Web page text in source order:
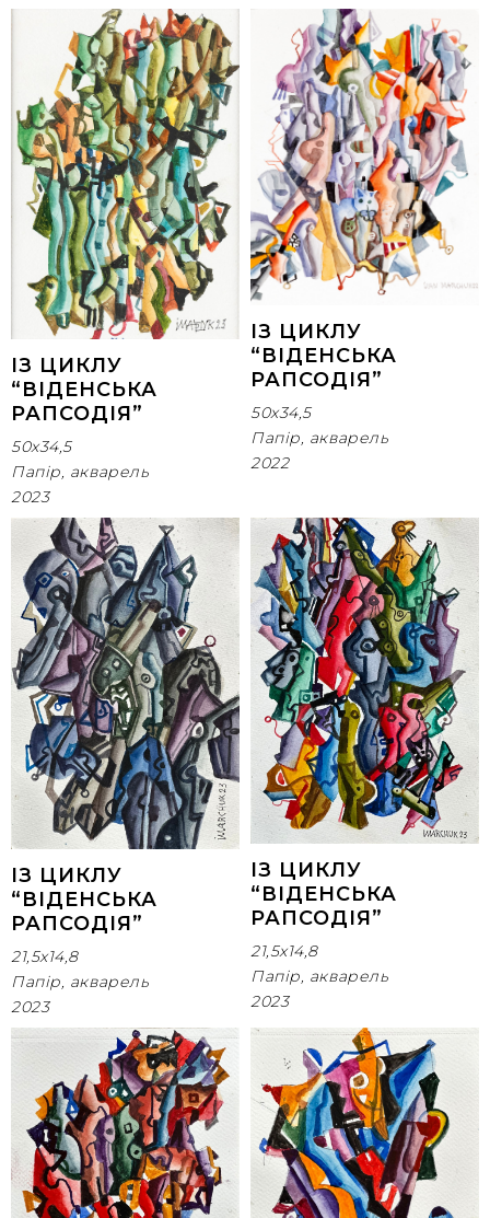
ІЗ ЦИКЛУ
“ВІДЕНСЬКА
РАПСОДІЯ”
50х34,5
Папір, акварель
2023
ІЗ ЦИКЛУ
“ВІДЕНСЬКА
РАПСОДІЯ”
50х34,5
Папір, акварель
2022
ІЗ ЦИКЛУ
“ВІДЕНСЬКА
РАПСОДІЯ”
21,5x14,8
Папір, акварель
2023
ІЗ ЦИКЛУ
“ВІДЕНСЬКА
РАПСОДІЯ”
21,5x14,8
Папір, акварель
2023